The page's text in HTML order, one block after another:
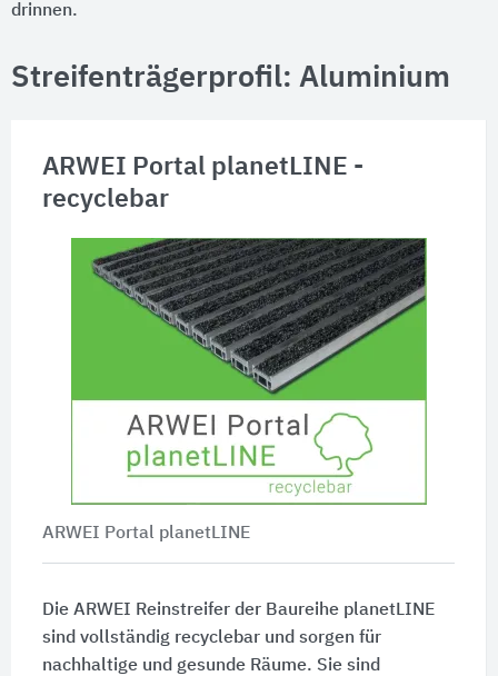
drinnen.
Streifenträgerprofil: Aluminium
ARWEI Portal planetLINE -
recyclebar
ARWEI Portal planetLINE
Die ARWEI Reinstreifer der Baureihe planetLINE
sind vollständig recyclebar und sorgen für
nachhaltige und gesunde Räume. Sie sind